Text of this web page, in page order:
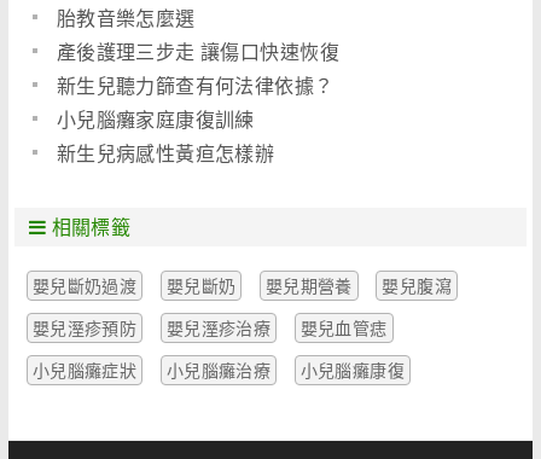
胎教音樂怎麼選
產後護理三步走 讓傷口快速恢復
新生兒聽力篩查有何法律依據？
小兒腦癱家庭康復訓練
新生兒病感性黃疸怎樣辦
相關標籤
嬰兒斷奶過渡 嬰兒斷奶 嬰兒期營養
嬰兒腹瀉
嬰兒溼疹預防
嬰兒溼疹治療
嬰兒血管痣
小兒腦癱症狀
小兒腦癱治療 小兒腦癱康復